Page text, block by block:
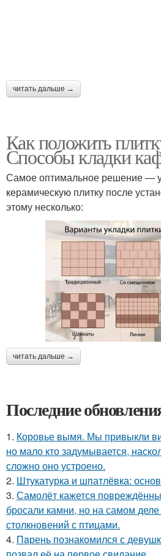
читать дальше →
Как положить
Способы кладки
Самое оптимальное решение —
керамическую плитку после
этому несколько:
читать дальше →
Последние
1. Коровье вымя. Мы привыкли
но мало кто задумывается,
сложно оно устроено.
2. Штукатурка и шпатлёвка:
3. Самолёт кажется
бросали камни, но на самом деле
столкновений с птицами.
4. Пaрень познакомился с